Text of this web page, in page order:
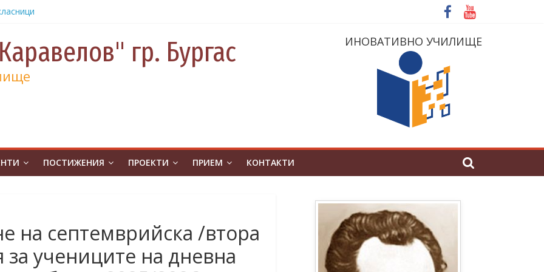
и 130
с
на
гр. Бургас ИНОВАТИВНО УЧИЛИЩЕ
ПОСТИЖЕНИЯ ПРОЕКТИ ПРИЕМ КОНТАКТИ
на септемврийска /втора
учениците на дневна